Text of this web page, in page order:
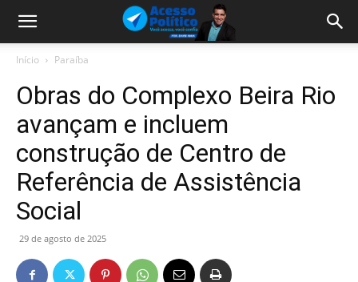
Início Paraíba
Obras do Complexo Beira Rio
avançam e incluem
construção de Centro de
Referência de Assistência
Social
29 de agosto de 2025